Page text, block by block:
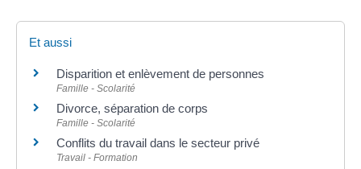
Et aussi
Disparition et enlèvement de personnes
Famille - Scolarité
Divorce, séparation de corps
Famille - Scolarité
Conflits du travail dans le secteur privé
Travail - Formation